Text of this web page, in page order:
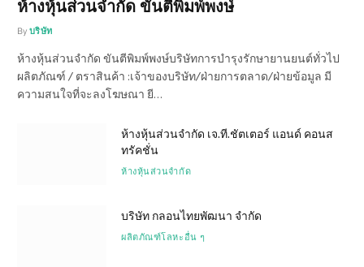
ห้างหุ้นส่วนจำกัด ขันตีพิมพ์พงษ์
By บริษัท
ห้างหุ้นส่วนจำกัด ขันตีพิมพ์พงษ์บริษัทการบำรุงรักษายานยนต์ทั่วไป
ผลิตภัณฑ์ / ตราสินค้า :เจ้าของบริษัท/ฝ่ายการตลาด/ฝ่ายข้อมูล มี
ความสนใจที่จะลงโฆษณา ยี…
ห้างหุ้นส่วนจำกัด เจ.ที.ชัตเตอร์ แอนด์ คอนส
ทรัคชั่น
ห้างหุ้นส่วนจำกัด
บริษัท กลอนไทยพัฒนา จำกัด
ผลิตภัณฑ์โลหะอื่น ๆ